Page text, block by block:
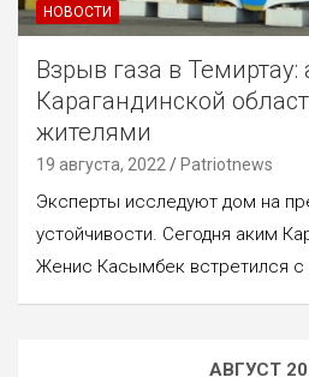
НОВОСТИ
Взрыв газа в Темиртау:
Карагандинской
жителями
19 августа, 2022 Patriotnews
Эксперты исследуют дом на
устойчивости. Сегодня аким
Женис Касымбек встретился с
АВГУСТ